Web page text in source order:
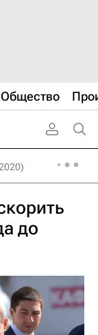
Общество
до